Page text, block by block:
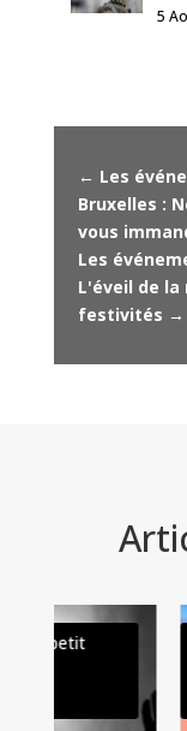
5
← Les
Bruxelles :
vous
Les
L'éveil de
festivités →
Activités en
Loisirs à
Bruxelles